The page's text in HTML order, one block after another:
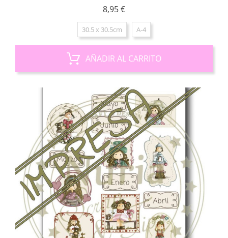
8,95 €Precio
30.5 x 30.5cm A-4
AÑADIR AL CARRITO